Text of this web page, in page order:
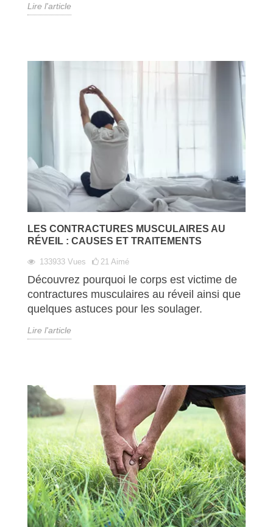
Lire l'article
LES CONTRACTURES MUSCULAIRES AU
RÉVEIL : CAUSES ET TRAITEMENTS
133933 Vues 21 Aimé
Découvrez pourquoi le corps est victime de
contractures musculaires au réveil ainsi que
quelques astuces pour les soulager.
Lire l'article